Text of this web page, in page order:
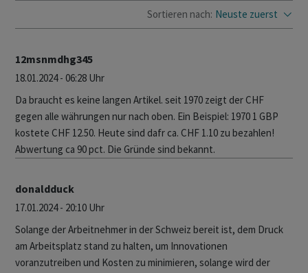
Sortieren nach: Neuste zuerst
12msnmdhg345
18.01.2024 - 06:28 Uhr
Da braucht es keine langen Artikel. seit 1970 zeigt der CHF
gegen alle währungen nur nach oben. Ein Beispiel: 1970 1 GBP
kostete CHF 12.50. Heute sind dafr ca. CHF 1.10 zu bezahlen!
Abwertung ca 90 pct. Die Gründe sind bekannt.
donaldduck
17.01.2024 - 20:10 Uhr
Solange der Arbeitnehmer in der Schweiz bereit ist, dem Druck
am Arbeitsplatz stand zu halten, um Innovationen
voranzutreiben und Kosten zu minimieren, solange wird der